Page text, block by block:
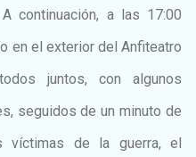
continuación, a las 17:00
en el exterior del Anfiteatro
juntos, con algunos
seguidos de un minuto de
víctimas de la guerra, el